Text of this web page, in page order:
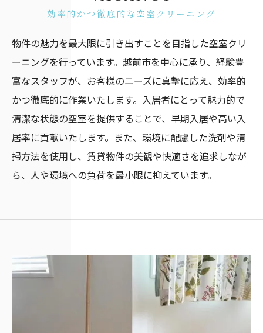
効率的かつ徹底的な空室クリーニング
物件の魅力を最大限に引き出すことを目指した空室クリ
ーニングを行っています。越前市を中心に承り、経験豊
富なスタッフが、お客様のニーズに真摯に応え、効率的
かつ徹底的に作業いたします。入居者にとって魅力的で
清潔な状態の空室を提供することで、早期入居や高い入
居率に貢献いたします。また、環境に配慮した洗剤や清
掃方法を使用し、賃貸物件の美観や快適さを追求しなが
ら、人や環境への負荷を最小限に抑えています。